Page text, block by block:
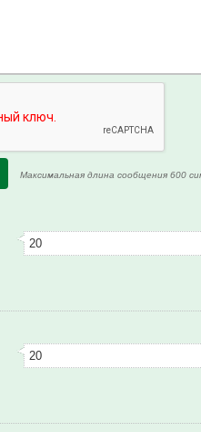
Максимальная длина сообщения 600
20
20